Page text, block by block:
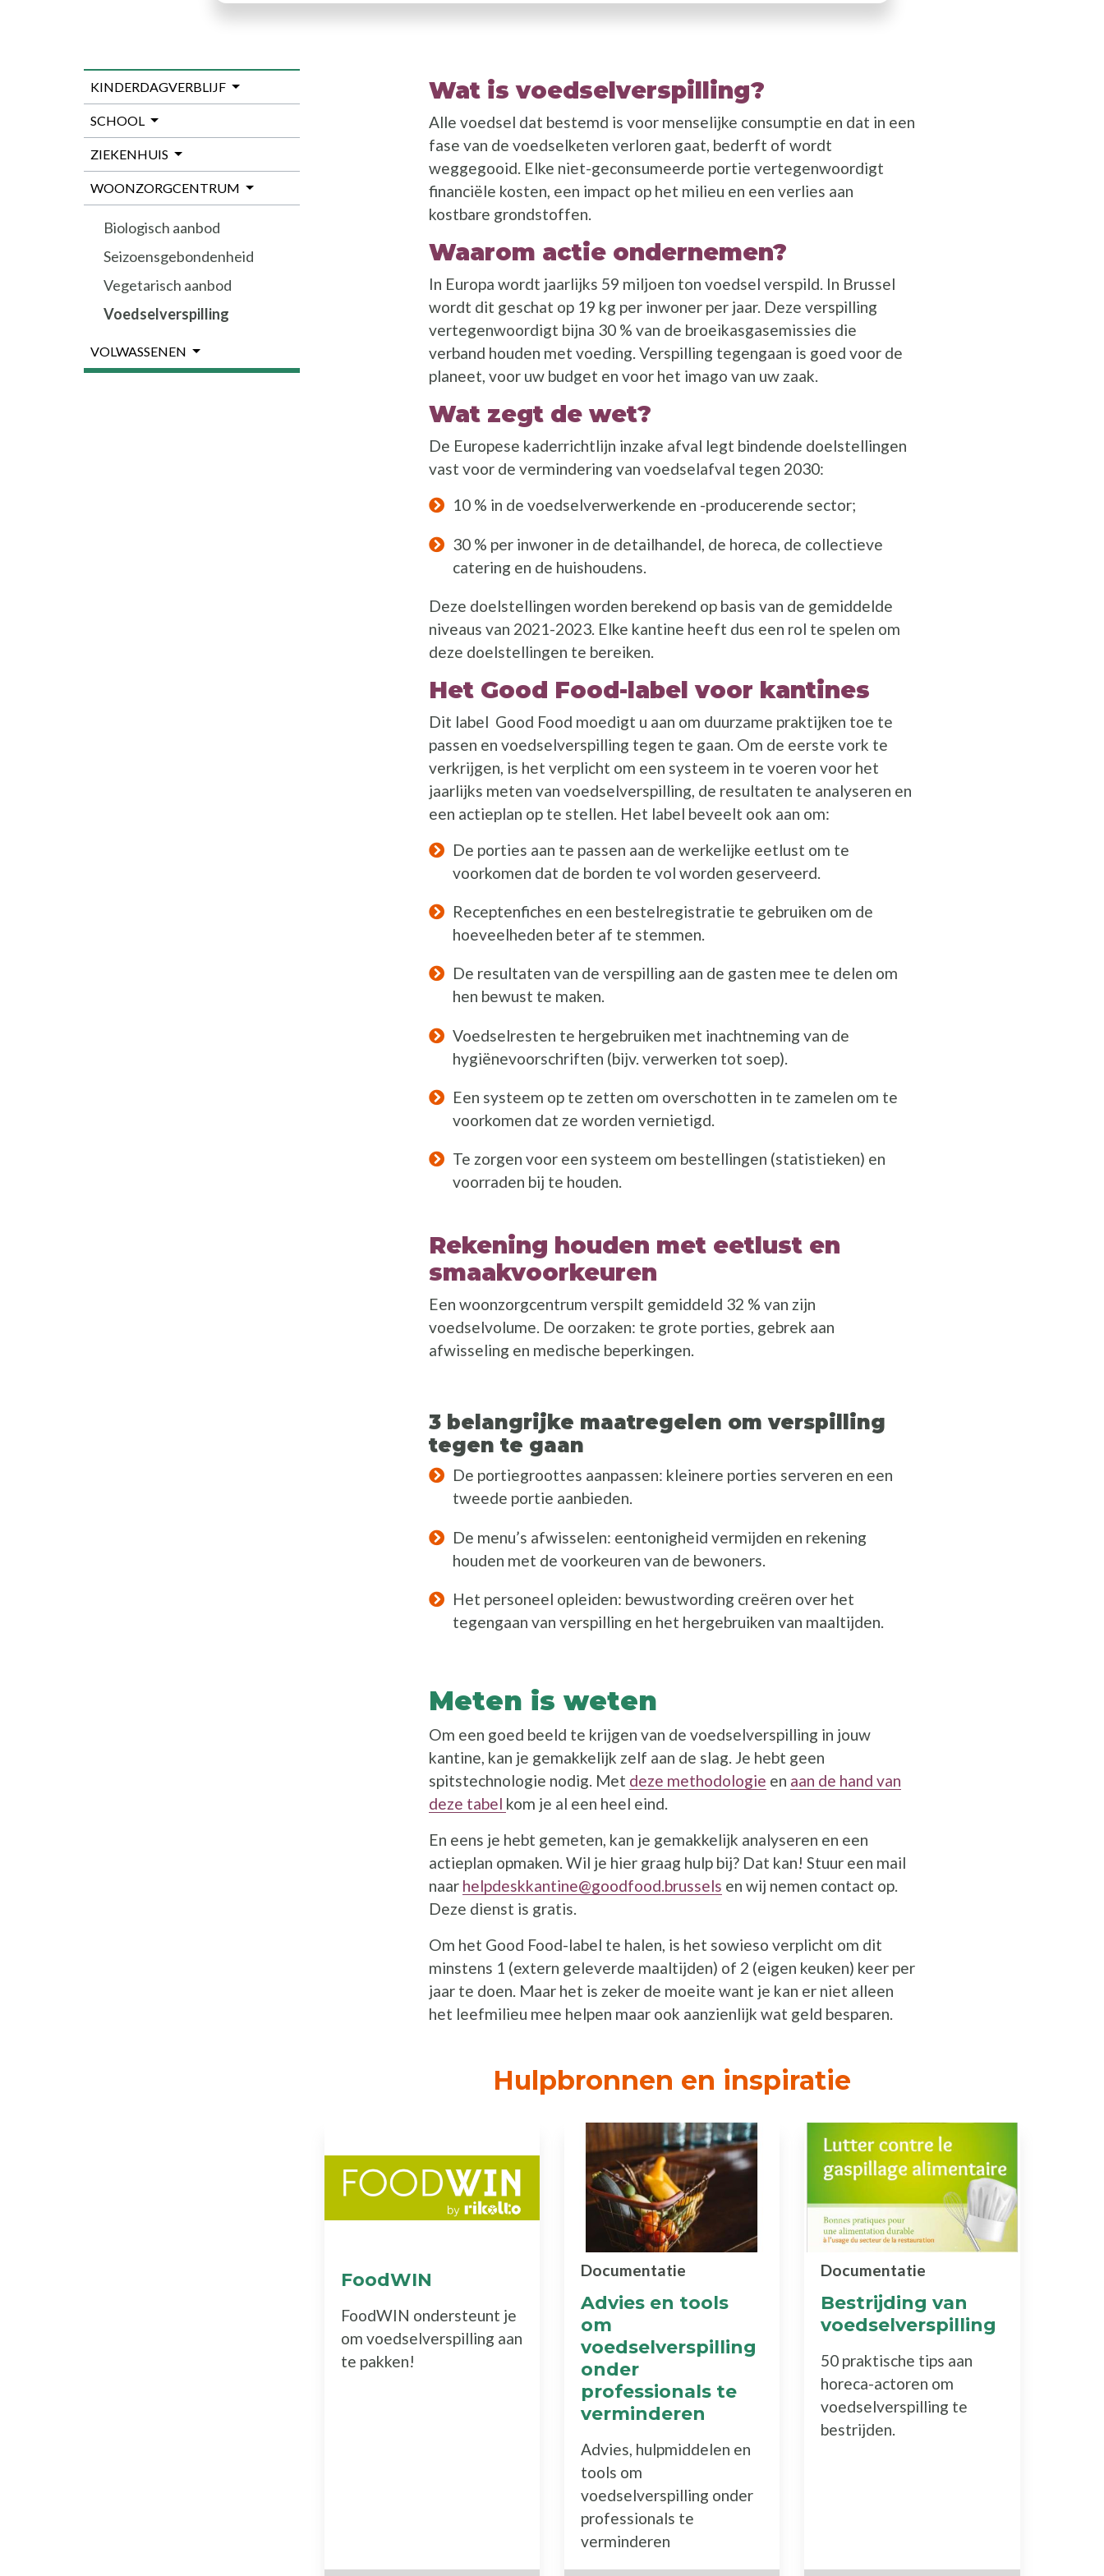
Wat is voedselverspilling?
Alle voedsel dat bestemd is voor menselijke consumptie en dat in een
fase van de voedselketen verloren gaat, bederft of wordt
weggegooid. Elke niet-geconsumeerde portie vertegenwoordigt
financiële kosten, een impact op het milieu en een verlies aan
kostbare grondstoffen.
Waarom actie ondernemen?
In Europa wordt jaarlijks 59 miljoen ton voedsel verspild. In Brussel
wordt dit geschat op 19 kg per inwoner per jaar. Deze verspilling
vertegenwoordigt bijna 30 % van de broeikasgasemissies die
verband houden met voeding. Verspilling tegengaan is goed voor de
planeet, voor uw budget en voor het imago van uw zaak.
Wat zegt de wet?
De Europese kaderrichtlijn inzake afval legt bindende doelstellingen
vast voor de vermindering van voedselafval tegen 2030:
10 % in de voedselverwerkende en -producerende sector;
30 % per inwoner in de detailhandel, de horeca, de collectieve
catering en de huishoudens.
Deze doelstellingen worden berekend op basis van de gemiddelde
niveaus van 2021-2023. Elke kantine heeft dus een rol te spelen om
deze doelstellingen te bereiken.
Het Good Food-label voor kantines
Dit label Good Food moedigt u aan om duurzame praktijken toe te
passen en voedselverspilling tegen te gaan. Om de eerste vork te
verkrijgen, is het verplicht om een systeem in te voeren voor het
jaarlijks meten van voedselverspilling, de resultaten te analyseren en
een actieplan op te stellen. Het label beveelt ook aan om:
De porties aan te passen aan de werkelijke eetlust om te
voorkomen dat de borden te vol worden geserveerd.
Receptenfiches en een bestelregistratie te gebruiken om de
hoeveelheden beter af te stemmen.
De resultaten van de verspilling aan de gasten mee te delen om
hen bewust te maken.
Voedselresten te hergebruiken met inachtneming van de
hygiënevoorschriften (bijv. verwerken tot soep).
Een systeem op te zetten om overschotten in te zamelen om te
voorkomen dat ze worden vernietigd.
Te zorgen voor een systeem om bestellingen (statistieken) en
voorraden bij te houden.
Rekening houden met eetlust en
smaakvoorkeuren
Een woonzorgcentrum verspilt gemiddeld 32 % van zijn
voedselvolume. De oorzaken: te grote porties, gebrek aan
afwisseling en medische beperkingen.
3 belangrijke maatregelen om verspilling
tegen te gaan
De portiegroottes aanpassen: kleinere porties serveren en een
tweede portie aanbieden.
De menu’s afwisselen: eentonigheid vermijden en rekening
houden met de voorkeuren van de bewoners.
Het personeel opleiden: bewustwording creëren over het
tegengaan van verspilling en het hergebruiken van maaltijden.
Meten is weten
Om een goed beeld te krijgen van de voedselverspilling in jouw
kantine, kan je gemakkelijk zelf aan de slag. Je hebt geen
spitstechnologie nodig. Met deze methodologie en aan de hand van
deze tabel kom je al een heel eind.
En eens je hebt gemeten, kan je gemakkelijk analyseren en een
actieplan opmaken. Wil je hier graag hulp bij? Dat kan! Stuur een mail
naar helpdeskkantine@goodfood.brussels en wij nemen contact op.
Deze dienst is gratis.
Om het Good Food-label te halen, is het sowieso verplicht om dit
minstens 1 (extern geleverde maaltijden) of 2 (eigen keuken) keer per
jaar te doen. Maar het is zeker de moeite want je kan er niet alleen
het leefmilieu mee helpen maar ook aanzienlijk wat geld besparen.
Hulpbronnen en inspiratie
FoodWIN
FoodWIN ondersteunt je
om voedselverspilling aan
te pakken!
Advies en tools
om
voedselverspilling
onder
professionals te
verminderen
Documentatie
Advies, hulpmiddelen en
tools om
voedselverspilling onder
professionals te
verminderen
Bestrijding van
voedselverspilling
Documentatie
50 praktische tips aan
horeca-actoren om
voedselverspilling te
bestrijden.
KINDERDAGVERBLIJF
SCHOOL
ZIEKENHUIS
WOONZORGCENTRUM
Biologisch aanbod
Seizoensgebondenheid
Vegetarisch aanbod
Voedselverspilling
VOLWASSENEN